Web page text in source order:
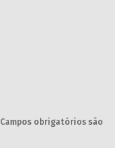
Campos obrigatórios são